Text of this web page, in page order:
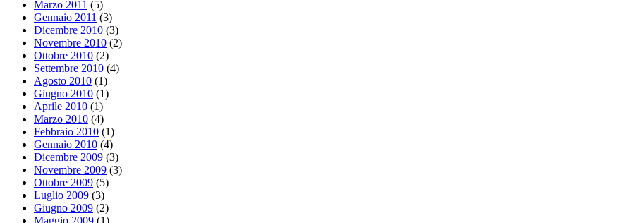
Marzo 2011 (5)
Gennaio 2011 (3)
Dicembre 2010 (3)
Novembre 2010 (2)
Ottobre 2010 (2)
Settembre 2010 (4)
Agosto 2010 (1)
Giugno 2010 (1)
Aprile 2010 (1)
Marzo 2010 (4)
Febbraio 2010 (1)
Gennaio 2010 (4)
Dicembre 2009 (3)
Novembre 2009 (3)
Ottobre 2009 (5)
Luglio 2009 (3)
Giugno 2009 (2)